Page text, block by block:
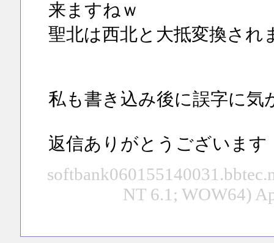
来ますねｗ
聖北は西北と大抵変換さ
私も書き込み後に誤字に
返信ありがとうございます
NT 6.1; WOW64)